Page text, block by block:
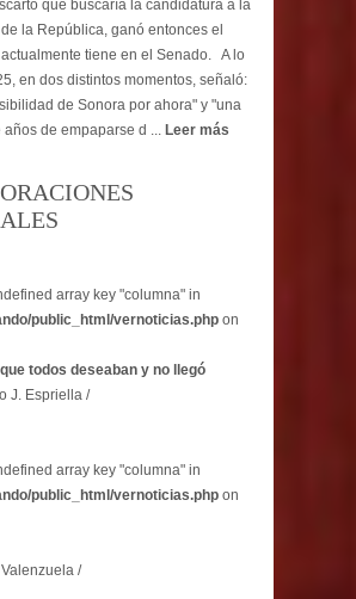
que buscaría la candidatura a la
la República, ganó entonces el
tiene en el Senado. A lo
en dos distintos momentos, señaló:
de Sonora por ahora" y "una
de empaparse d ... Leer más
array key "columna" in
public_html/vernoticias.php on
todos deseaban y no llegó
J. Espriella /
array key "columna" in
public_html/vernoticias.php on
/